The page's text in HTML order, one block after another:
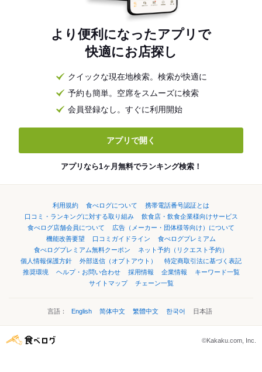
より便利になったアプリで
快適にお店探し
クイックな現在地検索。検索が快適に
予約も簡単。空席をスムーズに検索
会員登録なし。すぐに利用開始
アプリで開く
アプリなら1ヶ月無料でランキング検索！
利用規約 食べログについて
携帯電話番号認証とは
口コミ・ランキングに対する取り組み
飲食店・飲食企業様向けサービス
食べログ店舗会員について
広告（メーカー・団体様等向け）について
機能改善要望
口コミガイドライン
食べログプレミアム
食べログプレミアム無料クーポン
ネット予約（リクエスト予約）
個人情報保護方針
外部送信（オプトアウト）
特定商取引法に基づく表記
推奨環境
ヘルプ・お問い合わせ 採用情報 企業情報
キーワード一覧
サイトマップ
チェーン一覧
言語： English 简体中文 繁體中文 한국어 日本語
©Kakaku.com, Inc.